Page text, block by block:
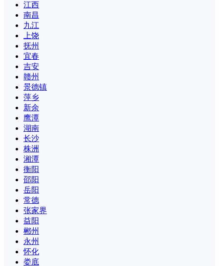
江西
南昌
九江
上饶
抚州
宜春
吉安
赣州
景德镇
萍乡
新余
鹰潭
湖南
长沙
株洲
湘潭
衡阳
邵阳
岳阳
常德
张家界
益阳
郴州
永州
怀化
娄底